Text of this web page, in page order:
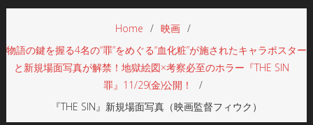
Home
映画
物語の鍵を握る4名の“罪”をめぐる“血化粧”が施されたキャラポスター
と新規場面写真が解禁！地獄絵図×考察必至のホラー『THE SIN
罪』11/29(金)公開！
『THE SIN』新規場面写真（映画監督フィウク）